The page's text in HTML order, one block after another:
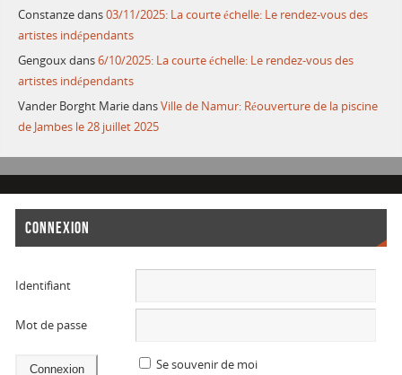
Constanzedans03/11/2025: La courte échelle: Le rendez-vous des
artistes indépendants
Gengouxdans6/10/2025: La courte échelle: Le rendez-vous des
artistes indépendants
Vander Borght MariedansVille de Namur: Réouverture de la piscine
de Jambes le 28 juillet 2025
CONNEXION
Identifiant
Mot de passe
Se souvenir de moi